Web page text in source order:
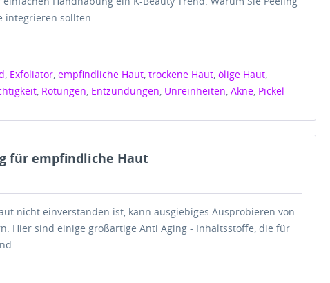
integrieren sollten.
Exfoliator ,empfindliche Haut ,trockene Haut ,ölige Haut
Rötungen Entzündungen Unreinheiten ,Akne Pickel
für empfindliche Haut
nicht einverstanden ist, kann ausgiebiges Ausprobieren von
Hier sind einige großartige Anti Aging - Inhaltsstoffe, die für